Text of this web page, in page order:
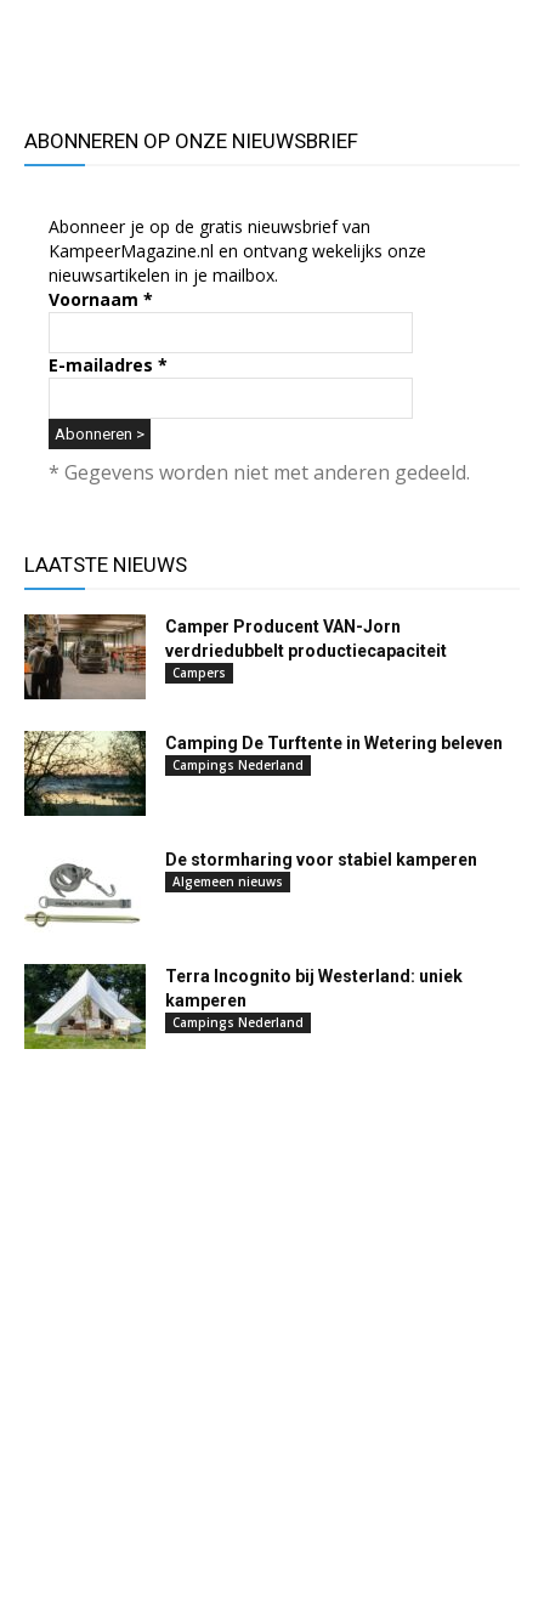
ABONNEREN OP ONZE NIEUWSBRIEF
Abonneer je op de gratis nieuwsbrief van
KampeerMagazine.nl en ontvang wekelijks onze
nieuwsartikelen in je mailbox.
Voornaam *
E-mailadres *
* Gegevens worden niet met anderen gedeeld.
LAATSTE NIEUWS
Camper Producent VAN-Jorn
verdriedubbelt productiecapaciteit
Campers
Camping De Turftente in Wetering beleven
Campings Nederland
De stormharing voor stabiel kamperen
Algemeen nieuws
Terra Incognito bij Westerland: uniek
kamperen
Campings Nederland